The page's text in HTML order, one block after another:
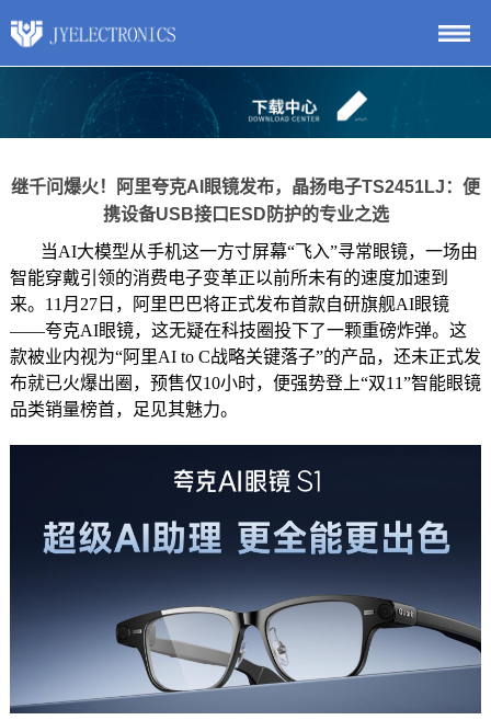
继千问爆火！阿里夸克AI眼镜发布，晶扬电子TS2451LJ：便
携设备USB接口ESD防护的专业之选
当AI大模型从手机这一方寸屏幕“飞入”寻常眼镜，一场由
智能穿戴引领的消费电子变革正以前所未有的速度加速到
来。11月27日，阿里巴巴将正式发布首款自研旗舰AI眼镜
——夸克AI眼镜，这无疑在科技圈投下了一颗重磅炸弹。这
款被业内视为“阿里AI to C战略关键落子”的产品，还未正式发
布就已火爆出圈，预售仅10小时，便强势登上“双11”智能眼镜
品类销量榜首，足见其魅力。